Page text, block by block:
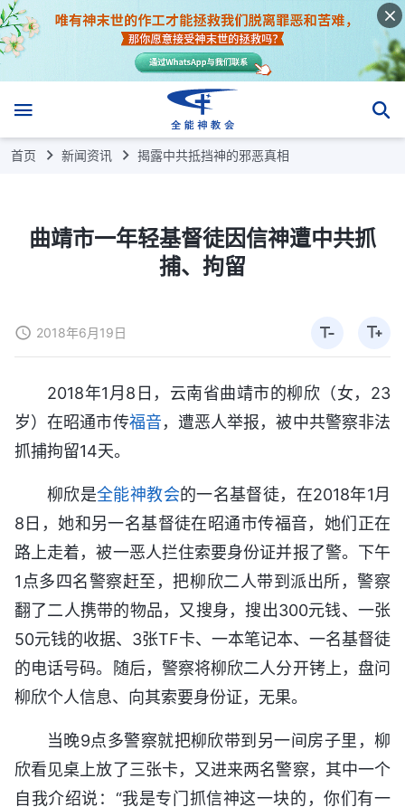
首页 新闻资讯 揭露中共抵挡神的邪恶真相
曲靖市一年轻基督徒因信神遭中共抓
捕、拘留
2018年6月19日
2018年1月8日，云南省曲靖市的柳欣（女，23
岁）在昭通市传福音，遭恶人举报，被中共警察非法
抓捕拘留14天。
柳欣是全能神教会的一名基督徒，在2018年1月
8日，她和另一名基督徒在昭通市传福音，她们正在
路上走着，被一恶人拦住索要身份证并报了警。下午
1点多四名警察赶至，把柳欣二人带到派出所，警察
翻了二人携带的物品，又搜身，搜出300元钱、一张
50元钱的收据、3张TF卡、一本笔记本、一名基督徒
的电话号码。随后，警察将柳欣二人分开铐上，盘问
柳欣个人信息、向其索要身份证，无果。
当晚9点多警察就把柳欣带到另一间房子里，柳
欣看见桌上放了三张卡，又进来两名警察，其中一个
自我介绍说：“我是专门抓信神这一块的，你们有一